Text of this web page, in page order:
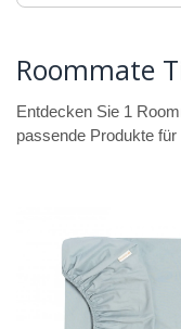
Roommate
Entdecken Sie 1
passende Produkte